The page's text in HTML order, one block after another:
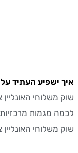
העתיד על שוק
האונליין
מגמות מרכזיות,
האונליין